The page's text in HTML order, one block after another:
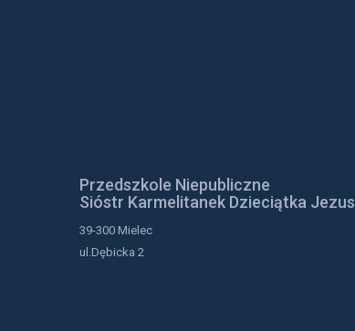
Przedszkole Niepubliczne
Sióstr Karmelitanek Dzieciątka Jezus
39-300 Mielec
ul.Dębicka 2